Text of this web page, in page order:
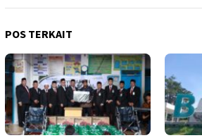
POS TERKAIT